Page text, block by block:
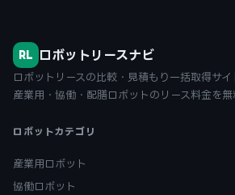
RL ロボットリースナビ
ロボットリースの比較・見積もり一括取得サイ
産業用・協働・配膳ロボットのリース料金を無
ロボットカテゴリ
産業用ロボット
協働ロボット